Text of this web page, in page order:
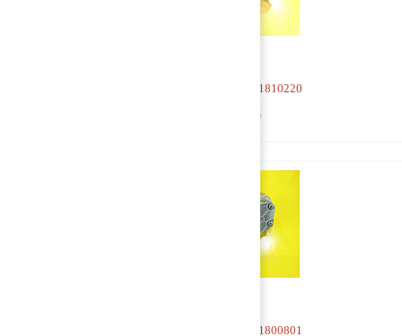
Насос масляный 4031810220
5 000 руб
Насос масляный 4711800801